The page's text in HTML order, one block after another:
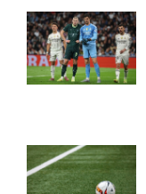
Bodo/Glimt: Optakt,
forventede
skader og karantæner
[2026/08/08]
skader og karantæner
[2026/08/08]